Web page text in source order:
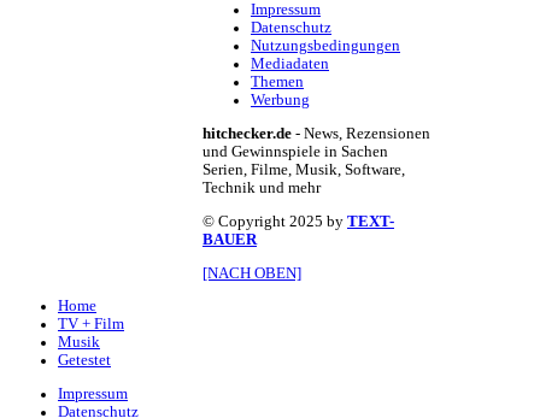
Impressum
Datenschutz
Nutzungsbedingungen
Mediadaten
Themen
Werbung
hitchecker.de - News, Rezensionen
und Gewinnspiele in Sachen
Serien, Filme, Musik, Software,
Technik und mehr
© Copyright 2025 by TEXT-
BAUER
[NACH OBEN]
Home
TV + Film
Musik
Getestet
Impressum
Datenschutz